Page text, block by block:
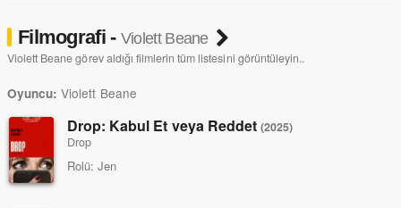
Filmografi - Violett Beane
Violett Beane görev aldığı filmlerin tüm listesini görüntüleyin..
Oyuncu: Violett Beane
Drop: Kabul Et veya Reddet(2025)
Drop
Rolü: Jen